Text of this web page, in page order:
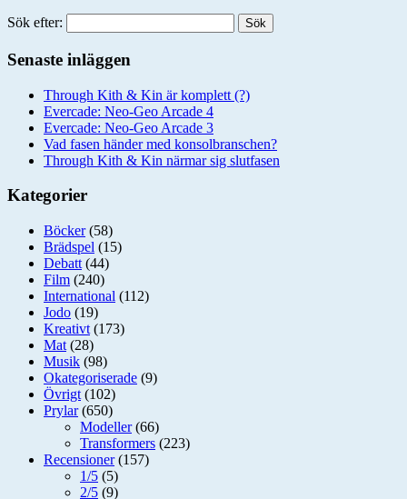
Sök efter:
Senaste inläggen
Through Kith & Kin är komplett (?)
Evercade: Neo-Geo Arcade 4
Evercade: Neo-Geo Arcade 3
Vad fasen händer med konsolbranschen?
Through Kith & Kin närmar sig slutfasen
Kategorier
Böcker(58)
Brädspel (15)
Debatt (44)
Film (240)
International (112)
Jodo (19)
Kreativt (173)
Mat (28)
Musik (98)
Okategoriserade (9)
Övrigt (102)
Prylar(650)
Modeller(66)
Transformers (223)
Recensioner(157)
1/5 (5)
2/5 (9)